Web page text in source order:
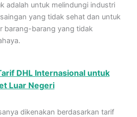
adalah untuk melindungi industri
yang tidak sehat dan untuk
barang-barang yang tidak
DHL Internasional untuk
Luar Negeri
dikenakan berdasarkan tarif